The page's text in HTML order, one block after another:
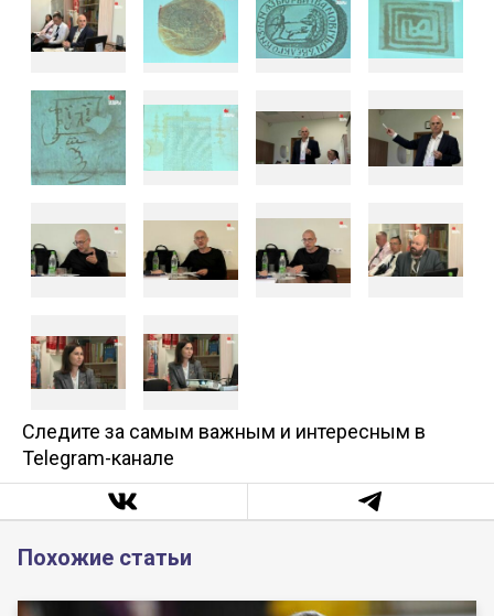
Следите за самым важным и интересным в
Telegram-канале
Похожие статьи